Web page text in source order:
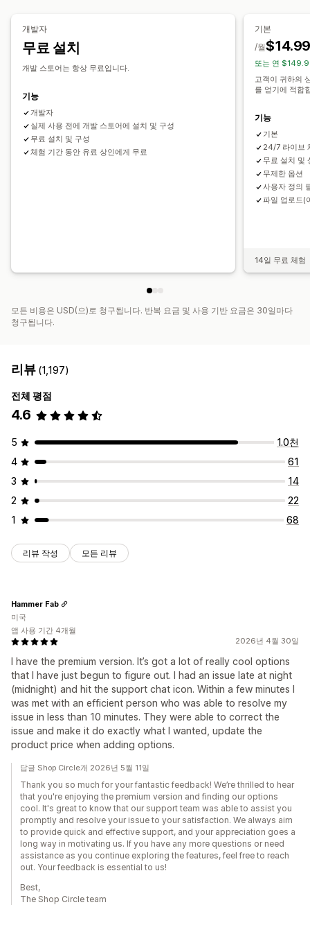
추가 옵션 상품
재고
재고 부족 알림 품절 상품 숨기기
재고 사용 가능성
개발자
무료 설치
개발 스토어는 항상 무료입니다.
기능
개발자
실제 사용 전에 개발 스토어에 설치 및 구성
무료 설치 및 구성
체험 기간 동안 유료 상인에게 무료
기본
/월
또는 연
고객이 귀하의
를 얻기에 적합
기능
기본
24/7 라이브
무료 설치 및
무제한 옵션
사용자 정의
파일 업로드(
14일 무료 체험
모든 비용은 USD(으)로 청구됩니다. 반복 요금 및 사용 기반 요금은 30일마다
청구됩니다.
리뷰 (1,197)
전체 평점
4.6
5
1.0천
4
61
3
14
2
22
1
68
리뷰 작성 모든 리뷰
2026년 4월 30일
I have the premium version. It’s got a lot of really cool options
that I have just begun to figure out. I had an issue late at night
(midnight) and hit the support chat icon. Within a few minutes I
was met with an efficient person who was able to resolve my
issue in less than 10 minutes. They were able to correct the
issue and make it do exactly what I wanted, update the
product price when adding options.
Hammer Fab
미국
앱 사용 기간 4개월
답글 Shop Circle개 2026년 5월 11일
Thank you so much for your fantastic feedback! We’re thrilled to hear
that you're enjoying the premium version and finding our options
cool. It's great to know that our support team was able to assist you
promptly and resolve your issue to your satisfaction. We always aim
to provide quick and effective support, and your appreciation goes a
long way in motivating us. If you have any more questions or need
assistance as you continue exploring the features, feel free to reach
out. Your feedback is essential to us!
Best,
The Shop Circle team